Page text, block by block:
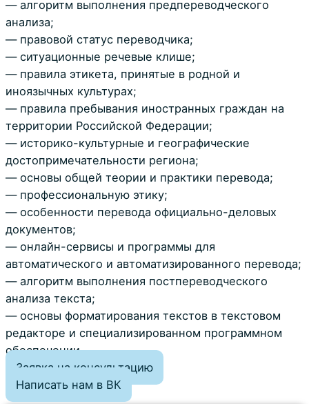
— алгоритм выполнения предпереводческого
анализа;
— правовой статус переводчика;
— ситуационные речевые клише;
— правила этикета, принятые в родной и
иноязычных культурах;
— правила пребывания иностранных граждан на
территории Российской Федерации;
— историко-культурные и географические
достопримечательности региона;
— основы общей теории и практики перевода;
— профессиональную этику;
— особенности перевода официально-деловых
документов;
— онлайн-сервисы и программы для
автоматического и автоматизированного перевода;
— алгоритм выполнения постпереводческого
анализа текста;
— основы форматирования текстов в текстовом
редакторе и специализированном программном
обеспечении.
Заявка на консультацию
Написать нам в ВК